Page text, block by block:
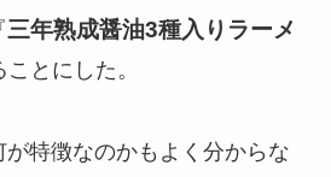
三年熟成醤油3種入りラーメ
とにした。
特徴なのかもよく分からな